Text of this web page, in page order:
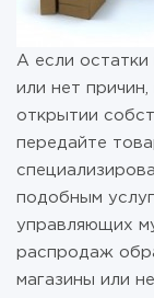
А если остатки
или нет
открытии
передайте
подобным
управляющих
распродаж
магазины или